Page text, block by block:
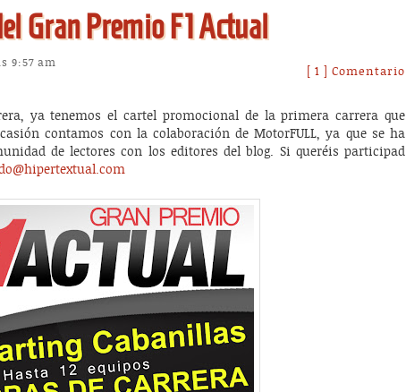
Gran Premio F1 Actual
9:57 am
[ 1 ] Comentario
ya tenemos el cartel promocional de la primera carrera que
contamos con la colaboración de MotorFULL, ya que se ha
de lectores con los editores del blog. Si queréis participad